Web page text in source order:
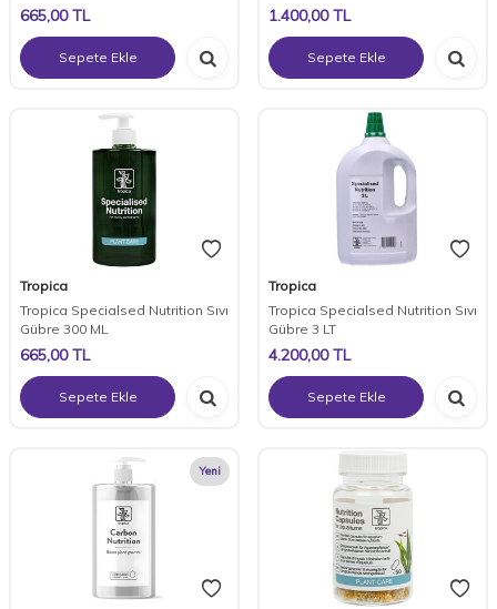
665,00TL
Sepete Ekle
1.400,00TL
Sepete Ekle
Tropica
Tropica Specialsed Nutrition Sıvı
Gübre 300 ML
665,00TL
Sepete Ekle
Tropica
Tropica Specialsed Nutrition Sıvı
Gübre 3 LT
4.200,00TL
Sepete Ekle
Yeni